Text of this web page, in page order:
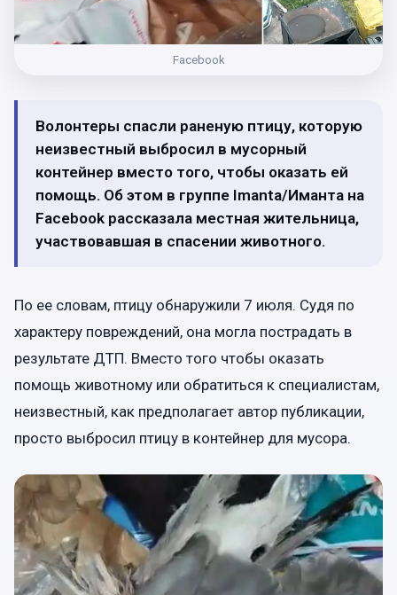
Facebook
Волонтеры спасли раненую птицу, которую
неизвестный выбросил в мусорный
контейнер вместо того, чтобы оказать ей
помощь. Об этом в группе Imanta/Иманта на
Facebook рассказала местная жительница,
участвовавшая в спасении животного.
По ее словам, птицу обнаружили 7 июля. Судя по
характеру повреждений, она могла пострадать в
результате ДТП. Вместо того чтобы оказать
помощь животному или обратиться к специалистам,
неизвестный, как предполагает автор публикации,
просто выбросил птицу в контейнер для мусора.